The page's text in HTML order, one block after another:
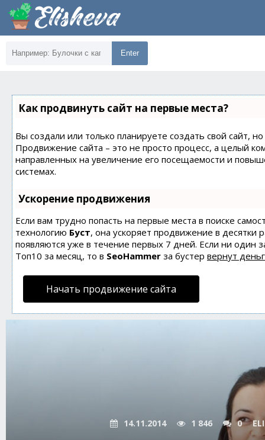
Enter
Как продвинуть сайт на первые места?
Вы создали или только планируете создать свой сайт,
Продвижение сайта – это не просто процесс, а целый
направленных на увеличение его посещаемости и
системах.
Ускорение продвижения
Если вам трудно попасть на первые места в поиске
технологию Буст, она ускоряет продвижение в десятки
появляются уже в течение первых 7 дней. Если ни один
Топ10 за месяц, то в SeoHammer за бустер вернут
Начать продвижение сайта
14.11.2014 1 846 0